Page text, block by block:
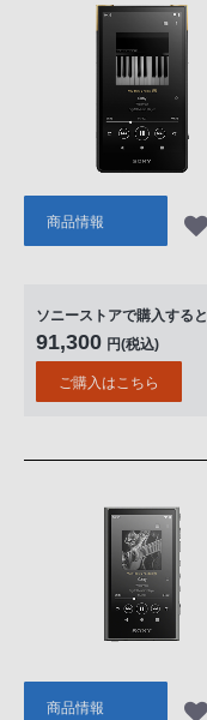
商品情報
ソニーストアで購入すると
91,300 円(税込)
ご購入はこちら
商品情報